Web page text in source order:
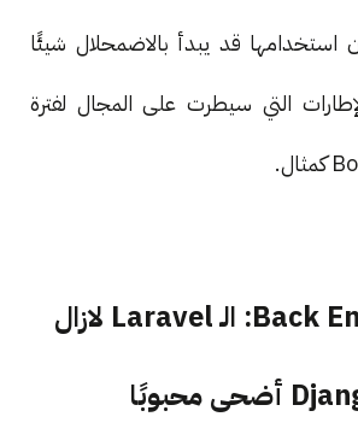
استخدامها قد يبدأ بالاضمحلال شيئًا
التي سيطرت على المجال لفترة
في تقنيات الـ Back End: الـ Laravel لازال